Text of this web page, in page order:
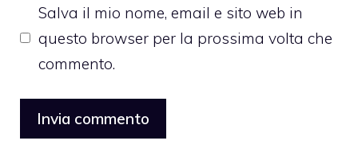
Salva il mio nome, email e sito web in
questo browser per la prossima volta che
commento.